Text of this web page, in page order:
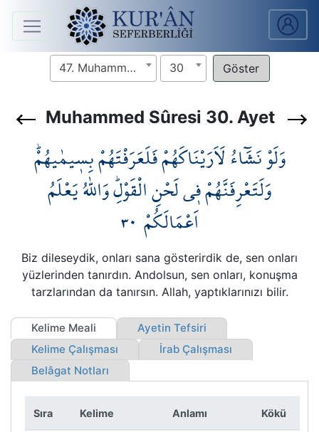
Anasayfa
Ders
Ders
Kur'ân
Seferberliği
Kökler
Üyelik
47. Muhammed Sûresi 30
Muhammed Sûresi 30. Ayet
وَلَوْ نَشَٓاءُ لَاَرَيْنَاكَهُمْ فَلَعَرَفْتَهُمْ بِس۪يمٰيهُمْۜ
وَلَتَعْرِفَنَّهُمْ ف۪ي لَحْنِ الْقَوْلِۜ وَاللّٰهُ يَعْلَمُ
اَعْمَالَكُمْ ٣٠
Biz dileseydik, onları sana gösterirdik de, sen onları
yüzlerinden tanırdın. Andolsun, sen onları, konuşma
tarzlarından da tanırsın. Allah, yaptıklarınızı bilir.
Kelime Meali
Ayetin Tefsiri
Kelime Çalışması
İrab Çalışması
Belâgat Notları
Sıra Kelime Anlamı Kökü